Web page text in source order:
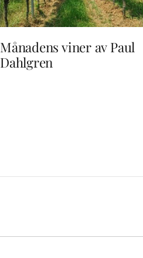
Månadens viner av Paul
Dahlgren